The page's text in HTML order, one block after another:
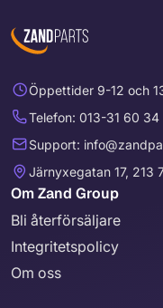
Öppettider 9-12 och
Telefon: 013-31 60 34
Support:
Järnyxegatan 17, 213
Om Zand Group
Bli återförsäljare
Integritetspolicy
Om oss